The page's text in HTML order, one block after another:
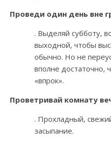
Проведи один день вне
. Выделяй субботу,
выходной, чтобы
обычно. Но не
вполне достаточно,
«впрок».
Проветривай комнату
. Прохладный,
засыпание.